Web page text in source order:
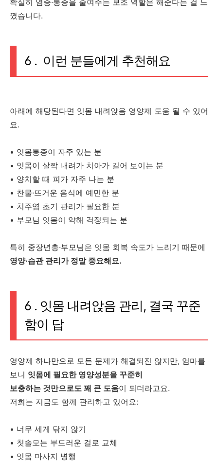
확실히 염증·통증을 줄여주는 보조 역할은 해준다는 걸 느
꼈습니다.
6 . 이런 분들에게 추천해요
아래에 해당된다면 잇몸 내려앉음 영양제 도움 될 수 있어
요.
• 잇몸통증이 자주 있는 분
• 잇몸이 살짝 내려가 치아가 길어 보이는 분
• 양치할 때 피가 자주 나는 분
• 찬물·뜨거운 음식에 예민한 분
• 치주염 초기 관리가 필요한 분
• 부모님 잇몸이 약해 걱정되는 분
특히 중장년층·부모님은 잇몸 회복 속도가 느리기 때문에
영양·습관 관리가 정말 중요해요.
6 . 잇몸 내려앉음 관리, 결국 꾸준
함이 답
영양제 하나만으로 모든 문제가 해결되진 않지만, 엄마를
보니 잇몸에 필요한 영양성분을 꾸준히
보충하는 것만으로도 꽤 큰 도움이 되더라고요.
저희는 지금도 함께 관리하고 있어요:
• 너무 세게 닦지 않기
• 칫솔모는 부드러운 걸로 교체
• 잇몸 마사지 병행